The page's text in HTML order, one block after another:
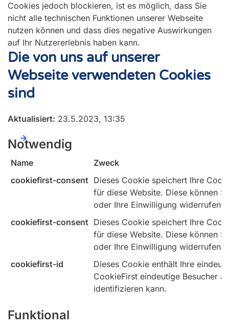
Cookies jedoch blockieren, ist es möglich, dass Sie
nicht alle technischen Funktionen unserer Webseite
nutzen können und dass dies negative Auswirkungen
auf Ihr Nutzererlebnis haben kann.
Die von uns auf unserer
Webseite verwendeten Cookies
sind
Aktualisiert: 23.5.2023, 13:35
Notwendig
Name
Zweck
cookiefirst-consent Dieses Cookie speichert Ihre
für diese Website. Diese können
oder Ihre Einwilligung widerrufen.
cookiefirst-consent Dieses Cookie speichert Ihre
für diese Website. Diese können
oder Ihre Einwilligung widerrufen.
cookiefirst-id
Dieses Cookie enthält Ihre
CookieFirst eindeutige Besucher
identifizieren kann.
Funktional